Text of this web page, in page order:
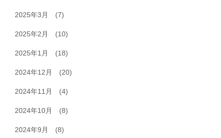
2025年3月 (7)
2025年2月 (10)
2025年1月 (18)
2024年12月 (20)
2024年11月 (4)
2024年10月 (8)
2024年9月 (8)